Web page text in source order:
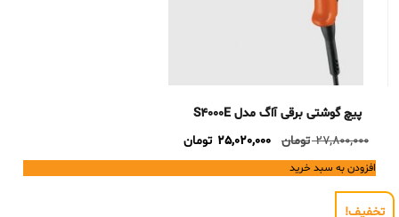
پیچ گوشتی برقی آاگ مدل S4000E
27,800,000 تومان
Original
price
was:
25,020,000 تومانCurrent
price
is:
افزودن به سبد خرید
تخفیف!